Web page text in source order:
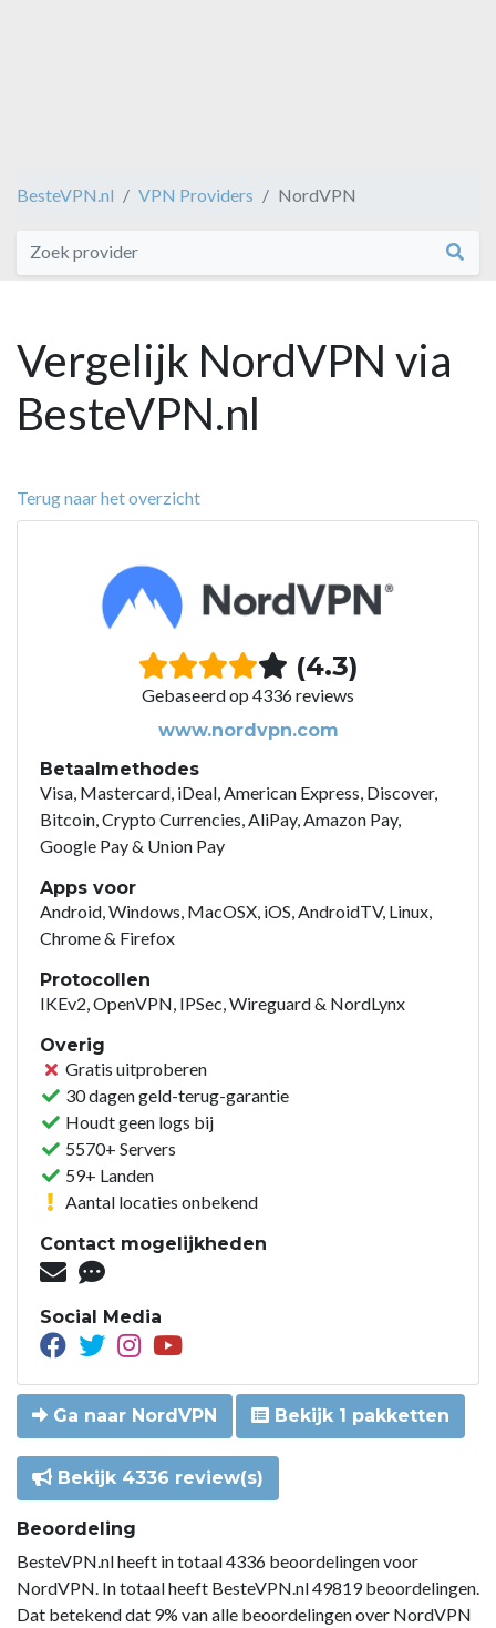
BesteVPN.nl VPN Providers NordVPN
Vergelijk NordVPN via
BesteVPN.nl
Terug naar het overzicht
(4.3)
Gebaseerd op 4336 reviews
www.nordvpn.com
Betaalmethodes
Visa, Mastercard, iDeal, American Express, Discover,
Bitcoin, Crypto Currencies, AliPay, Amazon Pay,
Google Pay & Union Pay
Apps voor
Android, Windows, MacOSX, iOS, AndroidTV, Linux,
Chrome & Firefox
Protocollen
IKEv2, OpenVPN, IPSec, Wireguard & NordLynx
Overig
Gratis uitproberen
30 dagen geld-terug-garantie
Houdt geen logs bij
5570+ Servers
59+ Landen
Aantal locaties onbekend
Contact mogelijkheden
Social Media
Ga naar NordVPN Bekijk 1 pakketten
Bekijk 4336 review(s)
Beoordeling
BesteVPN.nl heeft in totaal 4336 beoordelingen voor
NordVPN. In totaal heeft BesteVPN.nl 49819 beoordelingen.
Dat betekend dat 9% van alle beoordelingen over NordVPN